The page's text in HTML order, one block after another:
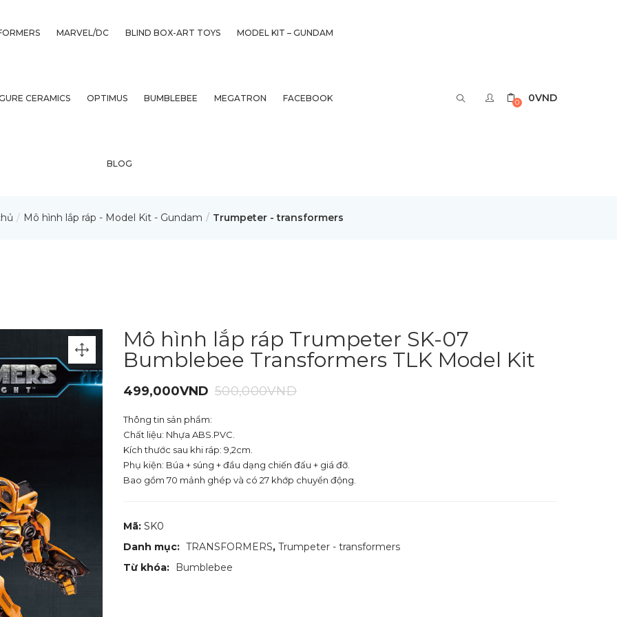
MARVEL/DC BLIND BOX-ART TOYS MODEL KIT – GUNDAM
CERAMICS OPTIMUS BUMBLEBEE MEGATRON FACEBOOK
BLOG
0 0VND
Mô hình lắp ráp - Model Kit - Gundam Trumpeter - transformers
Mô hình lắp ráp Trumpeter SK-07
Bumblebee Transformers TLK Model Kit
499,000VND 500,000VND
Thông tin sản phẩm:
Chất liệu: Nhựa ABS.PVC.
Kích thước sau khi ráp: 9,2cm.
Phụ kiện: Búa + súng + đầu dạng chiến đấu + giá đỡ.
Bao gồm 70 mảnh ghép và có 27 khớp chuyển động.
Mã: SK0
Danh mục: TRANSFORMERS, Trumpeter - transformers
Từ khóa:
Bumblebee